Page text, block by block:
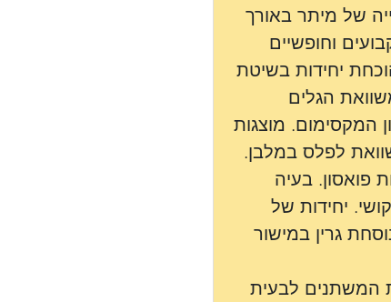
של מיתר באורך
וחופשיים
יחידות בשיטת
הגלים
המקסימום. מוצגות
לפלס במלבן.
פואסון. בעיה
יחידות של
גרין במישור
המשתנים לבעית